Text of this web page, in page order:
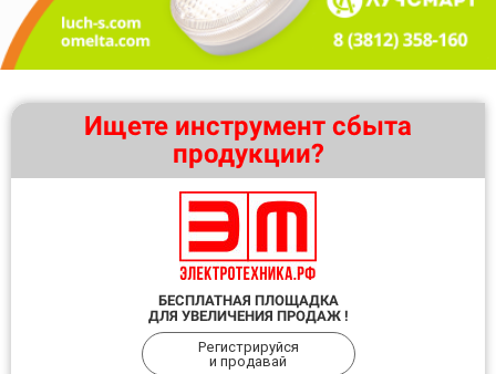
Ищете инструмент сбыта
продукции?
БЕСПЛАТНАЯ ПЛОЩАДКА
ДЛЯ УВЕЛИЧЕНИЯ ПРОДАЖ !
Регистрируйся
и продавай